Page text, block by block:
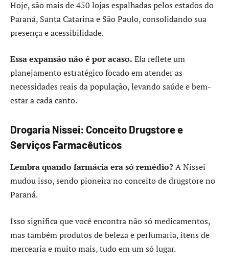
Hoje, são mais de 450 lojas espalhadas pelos estados do
Paraná, Santa Catarina e São Paulo, consolidando sua
presença e acessibilidade.
Essa expansão não é por acaso. Ela reflete um
planejamento estratégico focado em atender as
necessidades reais da população, levando saúde e bem-
estar a cada canto.
Drogaria Nissei: Conceito Drugstore e
Serviços Farmacêuticos
Lembra quando farmácia era só remédio?A Nissei
mudou isso, sendo pioneira no conceito de drugstore no
Paraná.
Isso significa que você encontra não só medicamentos,
mas também produtos de beleza e perfumaria, itens de
mercearia e muito mais, tudo em um só lugar.